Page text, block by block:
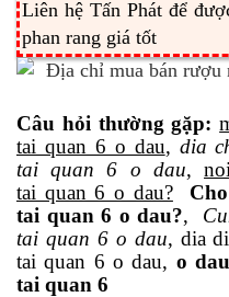
Liên hệ Tấn Phát để
phan rang giá tốt
Câu hỏi thường gặp:
tai quan 6 o dau, dia
tai quan 6 o dau,
tai quan 6 o dau?
tai quan 6 o dau?,
tai quan 6 o dau, dia
tai quan 6 o dau, o
tai quan 6